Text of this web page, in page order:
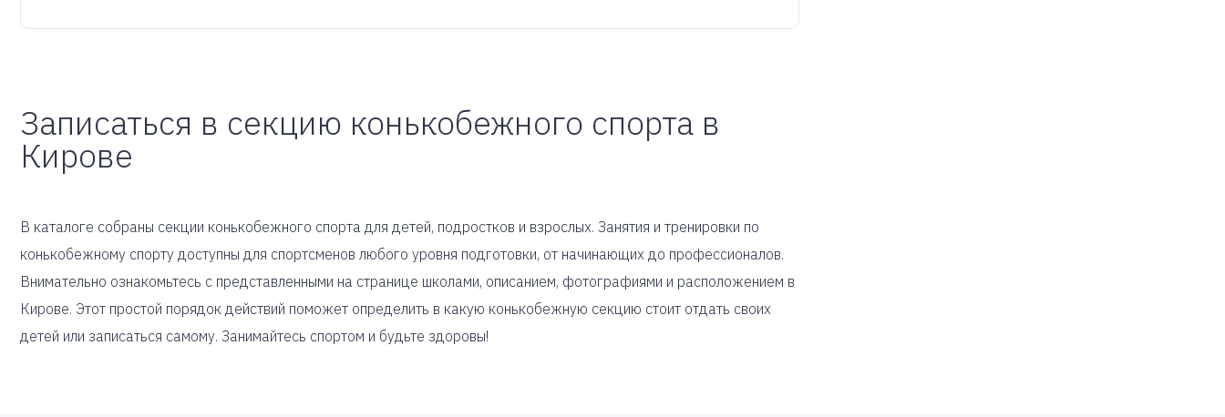
Записаться в секцию конькобежного спорта в
Кирове
В каталоге собраны секции конькобежного спорта для детей, подростков и взрослых. Занятия и тренировки по
конькобежному спорту доступны для спортсменов любого уровня подготовки, от начинающих до профессионалов.
Внимательно ознакомьтесь с представленными на странице школами, описанием, фотографиями и расположением в
Кирове. Этот простой порядок действий поможет определить в какую конькобежную секцию стоит отдать своих
детей или записаться самому. Занимайтесь спортом и будьте здоровы!